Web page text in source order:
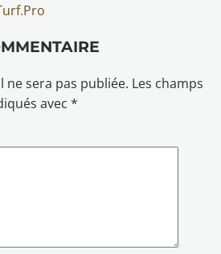
ne sera pas publiée. Les champs
avec*